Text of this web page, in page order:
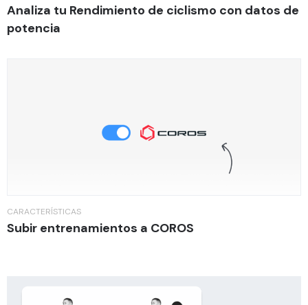
Analiza tu Rendimiento de ciclismo con datos de
potencia
CARACTERÍSTICAS
Subir entrenamientos a COROS